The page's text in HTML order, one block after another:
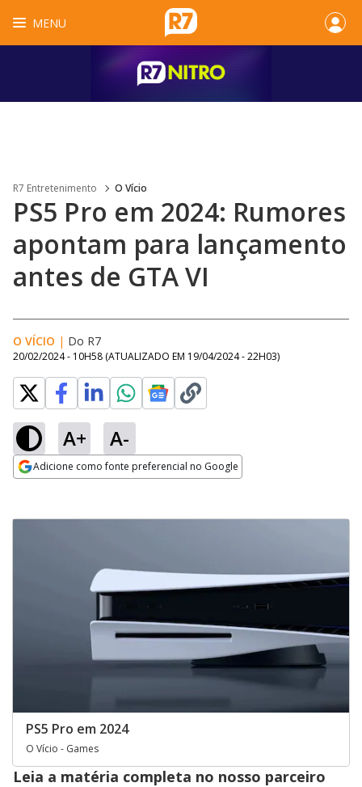
MENU
R7 Entretenimento O Vício
PS5 Pro em 2024: Rumores
apontam para lançamento
antes de GTA VI
O VÍCIO | Do R7
20/02/2024 - 10H58 (ATUALIZADO EM 19/04/2024 - 22H03)
A+ A-
Adicione como fonte preferencial no Google
PS5 Pro em 2024
O Vício - Games
Leia a matéria completa no nosso parceiro